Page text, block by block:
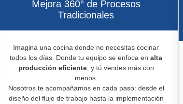
Mejora 360° de Procesos
Tradicionales
Imagina una cocina donde no necesitas cocinar
todos los días. Donde tu equipo se enfoca en alta
producción eficiente, y tú vendes más con
menos.
Nosotros te acompañamos en cada paso: desde el
diseño del flujo de trabajo hasta la implementación